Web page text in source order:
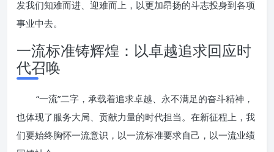
发我们知难而进、迎难而上，以更加昂扬的斗志投身到各项
事业中去。
一流标准铸辉煌：以卓越追求回应时
代召唤
“一流”二字，承载着追求卓越、永不满足的奋斗精神，
也体现了服务大局、贡献力量的时代担当。在新征程上，我
们要始终胸怀一流意识，以一流标准要求自己，以一流业绩